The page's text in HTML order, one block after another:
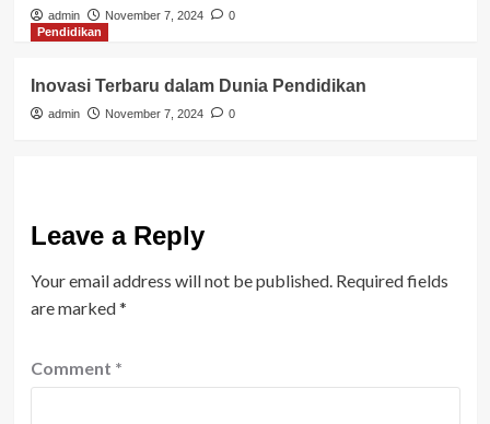
admin November 7, 2024
0
Pendidikan
Inovasi Terbaru dalam Dunia Pendidikan
admin November 7, 2024 0
Leave a Reply
Your email address will not be published. Required fields
are marked*
Comment *